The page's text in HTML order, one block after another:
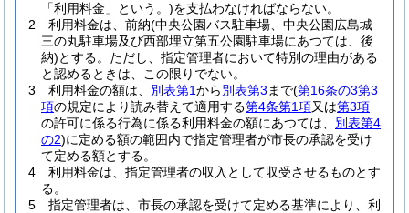
「利用料金」という。)を支払わなければならない。
2
利用料金は、前納(中央公園バス駐車場、中央公園広島城
三の丸駐車場及び西部埋立第五公園駐車場にあつては、後
納)とする。 ただし、指定管理者において特別の理由がある
と認めるときは、この限りでない。
3
利用料金の額は、 別表第1から別表第3 まで(第16条の3第3
項の規定により読み替えて適用する第4条第1項又は第3項
の許可に係る行為に係る利用料金の額にあつては、 別表第4
の2)に定める額の範囲内で指定管理者が市長の承認を受け
て定める額とする。
4
利用料金は、指定管理者の収入として収受させるものとす
る。
5
指定管理者は、市長の承認を受けて定める基準により、利